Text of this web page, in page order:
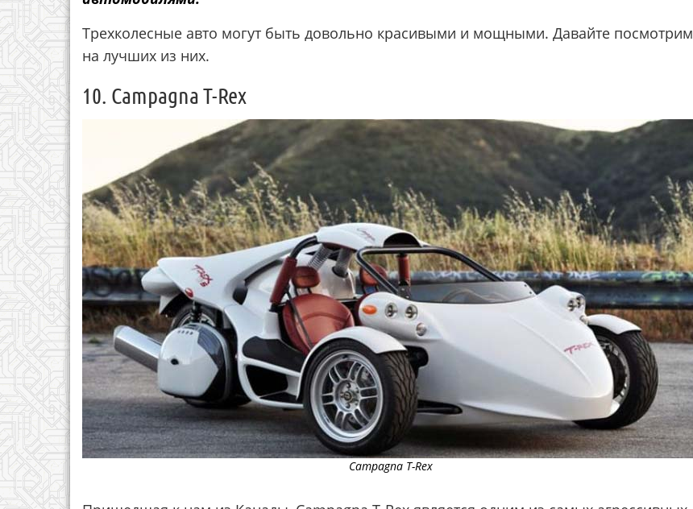
Трехколесные авто могут быть довольно красивыми и мощными. Давайте посмотрим
на лучших из них.
10. Campagna T-Rex
Campagna T-Rex